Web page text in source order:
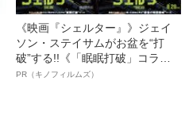
《映画『シェルター』》ジェイ
ソン・ステイサムがお盆を“打
破”する!!《「眠眠打破」コラ
ボ》
PR（キノフィルムズ）